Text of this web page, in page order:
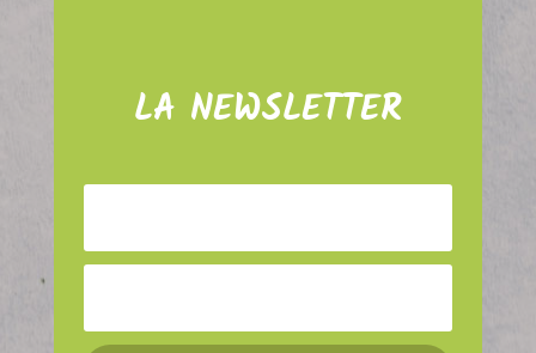
LA NEWSLETTER